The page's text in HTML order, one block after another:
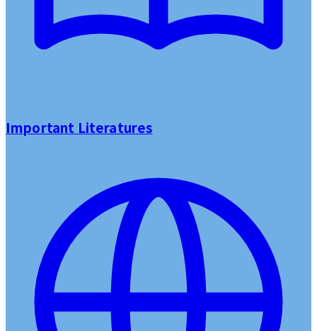
Important Literatures